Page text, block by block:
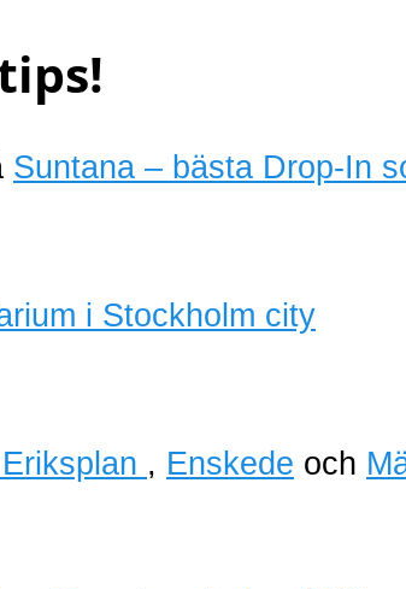
Suntana – bästa Drop-In
, Enskede och